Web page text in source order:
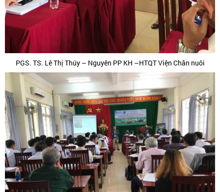
PGS. TS. Lê Thị Thúy – Nguyên PP KH –HTQT Viện Chăn nuôi